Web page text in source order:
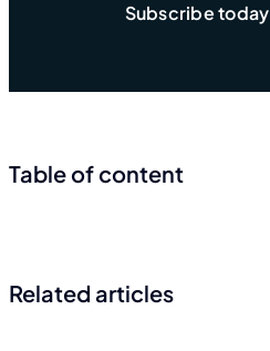
Subscribe today
Table of content
Related articles